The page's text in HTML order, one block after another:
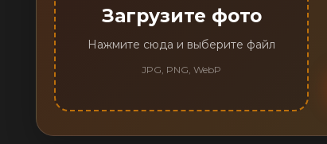
Загрузите фото
Нажмите сюда и выберите файл
JPG, PNG, WebP